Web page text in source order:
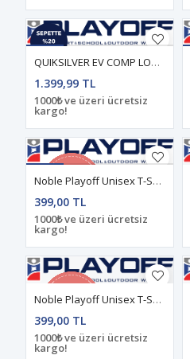
QUIKSILVER EV COMP LOGO Anthracite - Solid ERKEK T-SHIRT
1.399,99 TL
1000₺ ve üzeri ücretsiz
kargo!
Noble Playoff Unisex T-Shirt Pembe
399,00 TL
1000₺ ve üzeri ücretsiz
kargo!
Noble Playoff Unisex T-Shirt Mavi
399,00 TL
1000₺ ve üzeri ücretsiz
kargo!